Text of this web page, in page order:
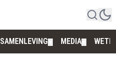
SAMENLEVING MEDIA